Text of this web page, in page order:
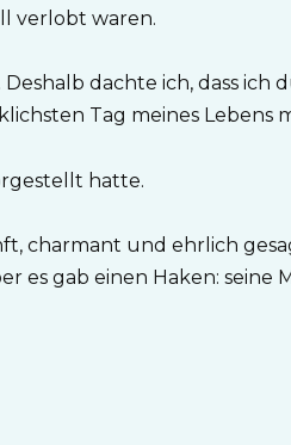
verlobt waren.
dachte ich, dass ich
Tag meines Lebens
hatte.
charmant und ehrlich
es gab einen Haken: seine